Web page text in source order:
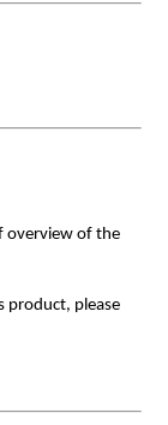
overview of the
product, please